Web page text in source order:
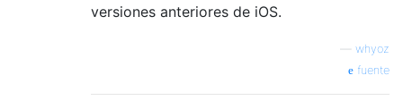
versiones anteriores de iOS.
whyoz
fuente